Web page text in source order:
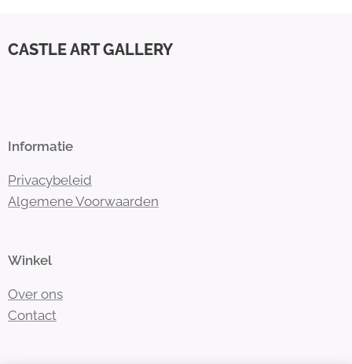
CASTLE ART GALLERY
Informatie
Privacybeleid
Algemene Voorwaarden
Winkel
Over ons
Contact